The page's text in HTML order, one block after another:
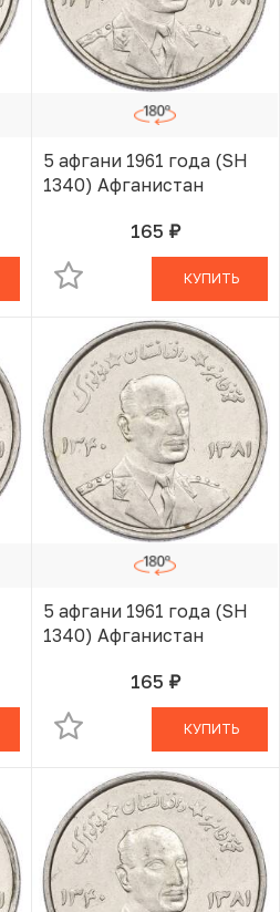
5 афгани 1961 года (SH
1340) Афганистан
165 руб.В КОРЗИНЕ
КУПИТЬ
5 афгани 1961 года (SH
1340) Афганистан
165 руб.В КОРЗИНЕ
КУПИТЬ